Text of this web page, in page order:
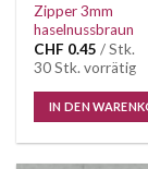
Zipper 3mm
haselnussbraun
CHF 0.45 / Stk.
30 Stk. vorrätig
IN DEN